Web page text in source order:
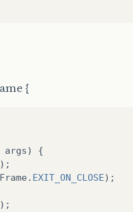
{
args)
{
. EXIT_ON_CLOSE);
);